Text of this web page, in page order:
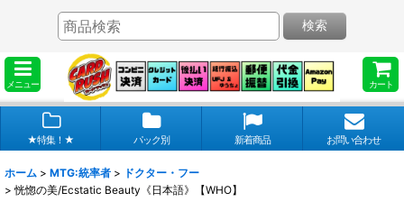
メニュー カート
検索
★特集！★ パック別 新着商品 お問い合わせ
ホーム > MTG:統率者 > ドクター・フー
> 恍惚の美/Ecstatic Beauty《日本語》【WHO】